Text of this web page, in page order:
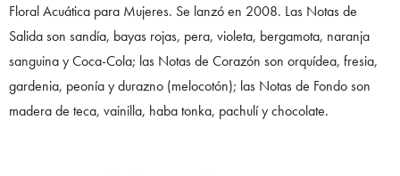
Floral Acuática para Mujeres. Se lanzó en 2008. Las Notas de
Salida son sandía, bayas rojas, pera, violeta, bergamota, naranja
sanguina y Coca-Cola; las Notas de Corazón son orquídea, fresia,
gardenia, peonía y durazno (melocotón); las Notas de Fondo son
madera de teca, vainilla, haba tonka, pachulí y chocolate.